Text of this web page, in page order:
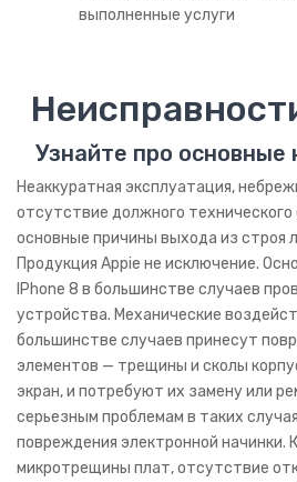
Планшеты
Умные часы
Bluetooth гарнитуры
Очки виртуальной реальности
Внешние аккумуляторы
Графические планшеты
Авто электроника
Авто видеорегистраторы
Видеорегистраторы
выполненные услуги
Узнайте про основные
Неаккуратная эксплуатация,
отсутствие должного
основные причины выхода из строя
Продукция Appie не исключение.
IPhone 8 в большинстве случаев
устройства. Механические
большинстве случаев принесут
элементов — трещины и сколы
экран, и потребуют их замену или
серьезным проблемам в таких
повреждения электронной начинки.
микротрещины плат, отсутствие